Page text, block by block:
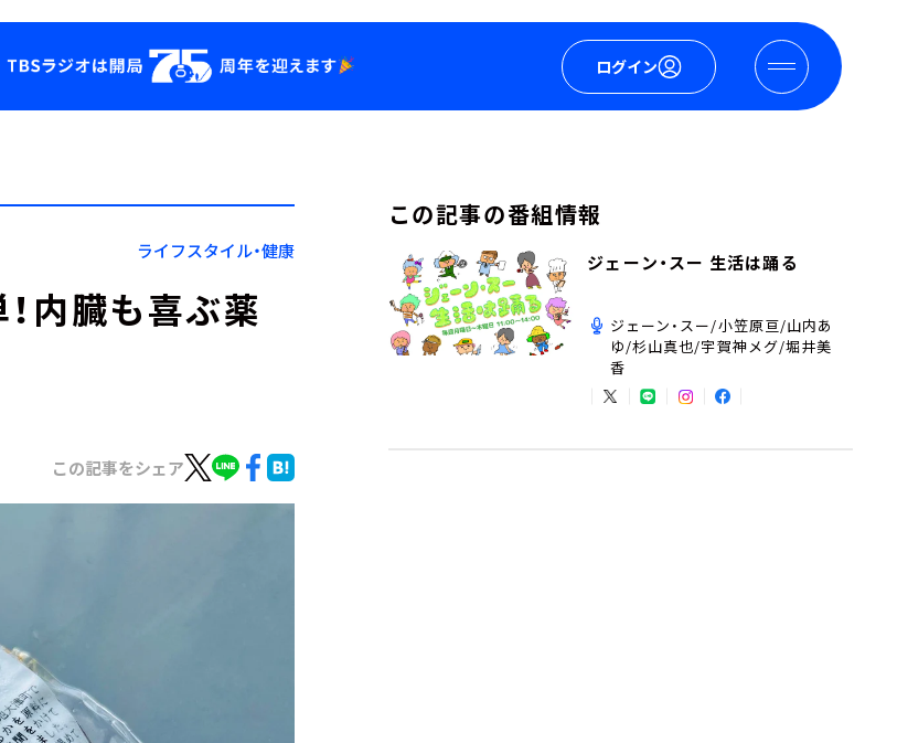
ログイン
YouTube
会社情報
ライフスタイル・健康
内臓も喜ぶ薬
この記事をシェア
この記事の番組情報
ジェーン・スー 生活は踊る
ジェーン・スー/小笠原亘/山内あ
ゆ/杉山真也/宇賀神メグ/堀井美
香